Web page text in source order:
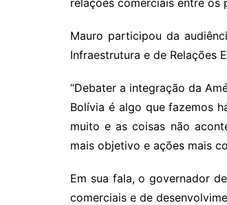
n
k
p
p
m
Mauro participou da
Infraestrutura e de Relações
“Debater a integração da
Bolívia é algo que fazemos
muito e as coisas não
mais objetivo e ações mais
Em sua fala, o governador
comerciais e de